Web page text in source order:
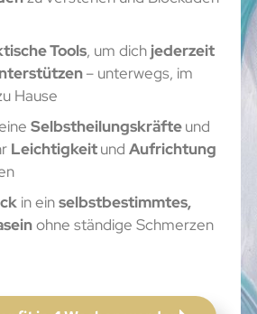
Tools, um dich jederzeit
– unterwegs, im
Hause
Selbstheilungskräfteund
LeichtigkeitundAufrichtung
in einselbstbestimmtes,
ohne ständige Schmerzen